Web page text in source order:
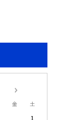
金 土
1